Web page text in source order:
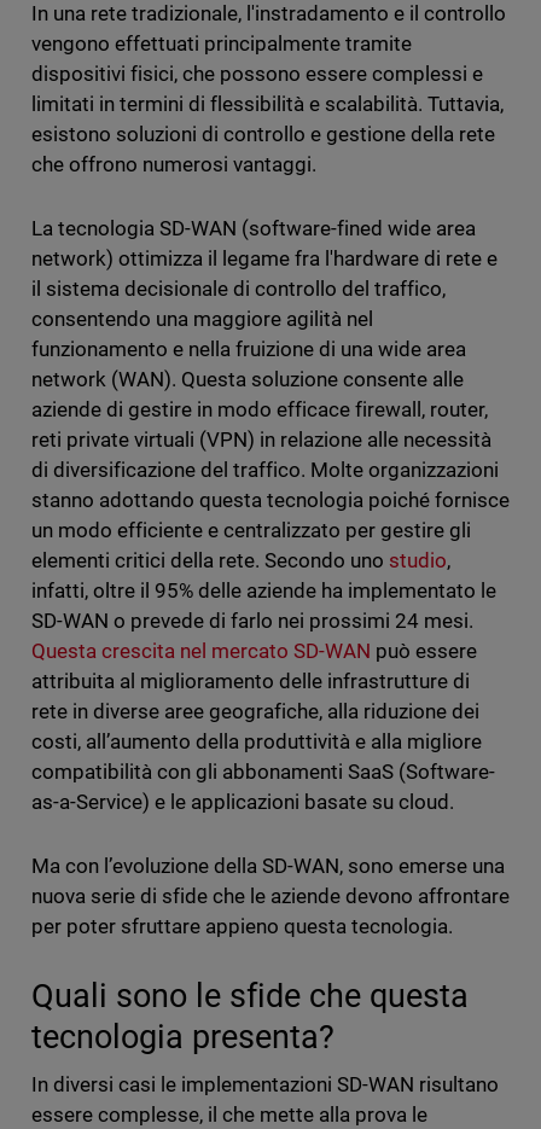
In una rete tradizionale, l'instradamento e il controllo
vengono effettuati principalmente tramite
dispositivi fisici, che possono essere complessi e
limitati in termini di flessibilità e scalabilità. Tuttavia,
esistono soluzioni di controllo e gestione della rete
che offrono numerosi vantaggi.
La tecnologia SD-WAN (software-fined wide area
network) ottimizza il legame fra l'hardware di rete e
il sistema decisionale di controllo del traffico,
consentendo una maggiore agilità nel
funzionamento e nella fruizione di una wide area
network (WAN). Questa soluzione consente alle
aziende di gestire in modo efficace firewall, router,
reti private virtuali (VPN) in relazione alle necessità
di diversificazione del traffico. Molte organizzazioni
stanno adottando questa tecnologia poiché fornisce
un modo efficiente e centralizzato per gestire gli
elementi critici della rete. Secondo uno studio,
infatti, oltre il 95% delle aziende ha implementato le
SD-WAN o prevede di farlo nei prossimi 24 mesi.
Questa crescita nel mercato SD-WAN può essere
attribuita al miglioramento delle infrastrutture di
rete in diverse aree geografiche, alla riduzione dei
costi, all’aumento della produttività e alla migliore
compatibilità con gli abbonamenti SaaS (Software-
as-a-Service) e le applicazioni basate su cloud.
Ma con l’evoluzione della SD-WAN, sono emerse una
nuova serie di sfide che le aziende devono affrontare
per poter sfruttare appieno questa tecnologia.
Quali sono le sfide che questa
tecnologia presenta?
In diversi casi le implementazioni SD-WAN risultano
essere complesse, il che mette alla prova le